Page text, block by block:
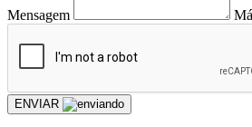
Mensagem
ENVIAR